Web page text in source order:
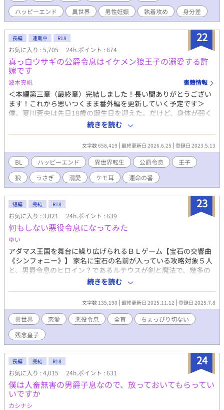
に助けられて幸せをつかむ話です。 主人公の初恋の成就と、恋人
同士の甘々な時間をお届けします。子供もたくさん生まれます。
性描写があるエピソードには（☆）を付けております。 無理やり
の行為は一切なく、主人公の相手は初めから運命の番ひとりだけ
です。 アルファポリス様の独占公開です。 ※本編完結済。今後は
甘々の後日談を不定期に投稿します。 【番外編：後日談追加】完
結記念SS『癒しの時間』を追加しました。皆様に楽しんでいただ
ければ幸いです。
ハッピーエンド 異世界 男性妊娠 執着攻め 身分差
22
長編 連載中 R18
お気に入り : 5,705 24h.ポイント : 674
真っ白ウサギの公爵令息はイケメン狼王子の溺愛する許
嫁です
波木真帆 書籍情報
＜本編第三章（最終章）完結しました！長い間ありがとうござい
ます！これから思いつくまま番外編を更新していく予定です＞
僕、夏川蒼央は先日18歳の誕生日を迎えた。だけど、身体が弱く
この18年の間、病院の外に出たことはほんとどない。治りもしな
い病気に疲れ果てた両親に捨てられ、誰からも必要とされない僕
は、生きることを諦め、死ぬのを待ち侘びるだけの毎日を過ごし
ていた。そして、ようやく僕の命が尽きやっと親孝行ができた。
これで楽になる……そう思っていたのに、気がつくと僕は新たな
世界に生まれ変わっていた。 そこはケモ耳と尻尾付きで生まれる
世界。 王家とその血筋である公爵家には狼が生まれるのが通常で
あるが、ごく稀にウサギ耳と尻尾を持つ子が生まれる。 狼の耳付
きが生まれるヴォルフ公爵家に生まれた真っ白なウサギ耳の僕・
アズールは、生まれながらに王子の許嫁に決まっているのだが、
その王子がびっくりな容姿をしていて……。 愛されることだけを
夢見ていた可愛いウサギ耳の公爵令息と神に選ばれし能力を持つ
王子のイチャラブハッピーエンド小説です。 R18には※つけま
す。
続きを読む
文字数 658,419 最終更新日 2026.6.25 登録日 2023.5.13
BL ハッピーエンド 異世界転生 公爵令息
王子
狼
うさぎ 溺愛 ケモ耳 運命の番
23
短編 完結 R18
お気に入り : 3,821 24h.ポイント : 639
何もしない悪役令息になってみた
ゆい
アダマス王国を舞台に繰り広げられるＢＬゲーム【宝石の交響曲
《シンフォニー》】 家名に宝石の名前が入っている攻略対象５人
と、男爵令息のヒロイン？であるルテウスが剣と魔法で、幾多の
障害と困難を乗り越えて、学園卒業までに攻略対象とハッピーエ
ンドを目指すゲーム。 悪役令息として、前世の記憶を取り戻した
僕リアムは何もしないことを選択した。 主人公が成長するにつれ
て、一人称が『僕』から『私』に変わっていきます。 またしても
突発的な思いつきによる投稿です。 楽しくお読みいただけたら嬉
しいです。 誤字脱字等で文章を突然改稿するかもです。誤字脱字
のご報告をいただけるとありがたいです。 2025.7.31 本編完結し
ました。 2025.8.2 番外編完結しました。 2025.8.4 加筆修正しま
した。 2025.11.7 番外編追加しました。 2025.11.12 番外編追加分
完結しました。 第13回ＢＬ大賞で奨励賞を賜りました。お読みく
ださった方、投票してくださった方、本当に、本当にありがとう
ございます。 2026.1.11 ムーンライトノベル様に投稿しました。
細かい箇所は改稿しているので、アルファポリスとは多少内容が
変わっています。
続きを読む
文字数 135,190 最終更新日 2025.11.12 登録日 2025.7.8
異世界 恋愛 悪役令息 全盲
ちょっぴり切ない
残念皇子
24
長編 完結 R18
お気に入り : 4,015 24h.ポイント : 631
僕は人畜無害の男爵子息なので、放っておいてもらってい
いですか
カシナシ